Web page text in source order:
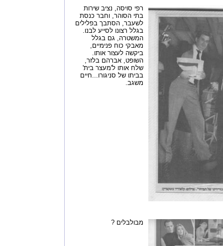
רפי סויסה, נציב שירות
בתי הסוהר, וחבר כנסת
לשעבר, הסתבך בפלילים
בגלל רצונו לסייע לבנו.
המשטרה, גם בגלל
מאבקי כוח פנימיים,
ביקשה לעצור אותו.
השופט, אברהם בלזר,
שלח אותו ל'מעצר בית'
בביתו של סניגורו...חיים
משגב.
מבולבלים ?